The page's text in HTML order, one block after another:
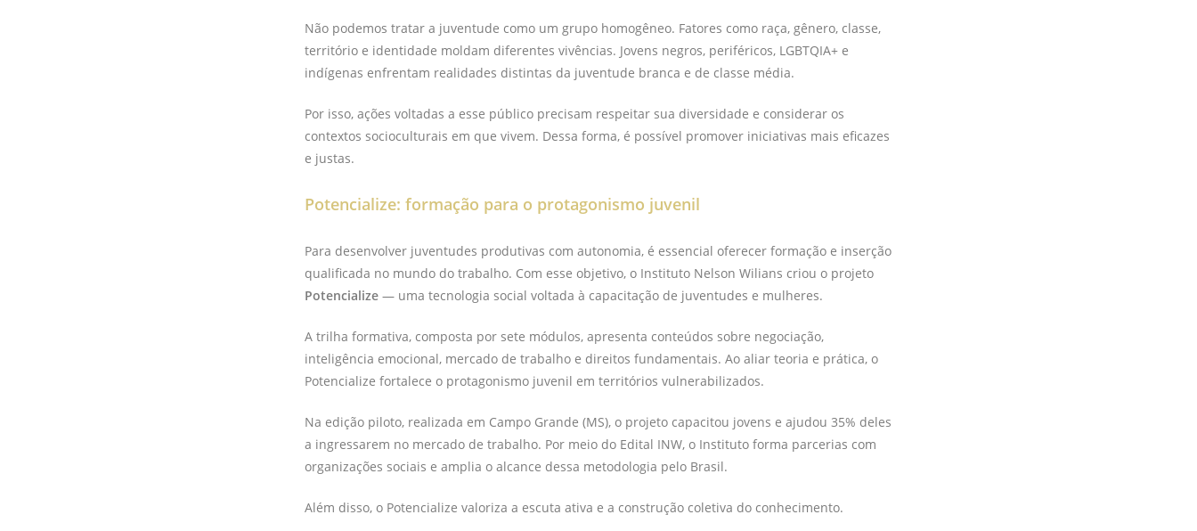
Não podemos tratar a juventude como um grupo homogêneo. Fatores como raça, gênero, classe,
território e identidade moldam diferentes vivências. Jovens negros, periféricos, LGBTQIA+ e
indígenas enfrentam realidades distintas da juventude branca e de classe média.
Por isso, ações voltadas a esse público precisam respeitar sua diversidade e considerar os
contextos socioculturais em que vivem. Dessa forma, é possível promover iniciativas mais eficazes
e justas.
Potencialize: formação para o protagonismo juvenil
Para desenvolver juventudes produtivas com autonomia, é essencial oferecer formação e inserção
qualificada no mundo do trabalho. Com esse objetivo, o Instituto Nelson Wilians criou o projeto
Potencialize — uma tecnologia social voltada à capacitação de juventudes e mulheres.
A trilha formativa, composta por sete módulos, apresenta conteúdos sobre negociação,
inteligência emocional, mercado de trabalho e direitos fundamentais. Ao aliar teoria e prática, o
Potencialize fortalece o protagonismo juvenil em territórios vulnerabilizados.
Na edição piloto, realizada em Campo Grande (MS), o projeto capacitou jovens e ajudou 35% deles
a ingressarem no mercado de trabalho. Por meio do Edital INW, o Instituto forma parcerias com
organizações sociais e amplia o alcance dessa metodologia pelo Brasil.
Além disso, o Potencialize valoriza a escuta ativa e a construção coletiva do conhecimento.